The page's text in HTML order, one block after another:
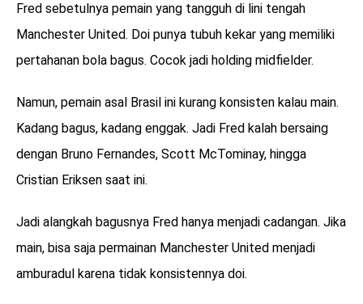
Fred sebetulnya pemain yang tangguh di lini tengah
Manchester United. Doi punya tubuh kekar yang memiliki
pertahanan bola bagus. Cocok jadi holding midfielder.
Namun, pemain asal Brasil ini kurang konsisten kalau main.
Kadang bagus, kadang enggak. Jadi Fred kalah bersaing
dengan Bruno Fernandes, Scott McTominay, hingga
Cristian Eriksen saat ini.
Jadi alangkah bagusnya Fred hanya menjadi cadangan. Jika
main, bisa saja permainan Manchester United menjadi
amburadul karena tidak konsistennya doi.